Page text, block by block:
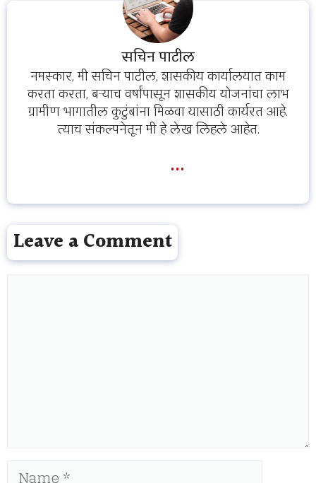
सचिन पाटील
नमस्कार, मी सचिन पाटील, शासकीय कार्यालयात काम
करता करता, बऱ्याच वर्षांपासून शासकीय योजनांचा लाभ
ग्रामीण भागातील कुटुंबांना मिळवा यासाठी कार्यरत आहे.
त्याच संकल्पनेतून मी हे लेख लिहले आहेत.
...
Leave a Comment
Name